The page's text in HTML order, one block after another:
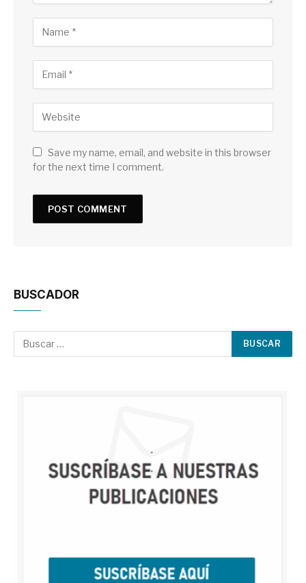
Save my name, email, and website in this browser
for the next time I comment.
BUSCADOR